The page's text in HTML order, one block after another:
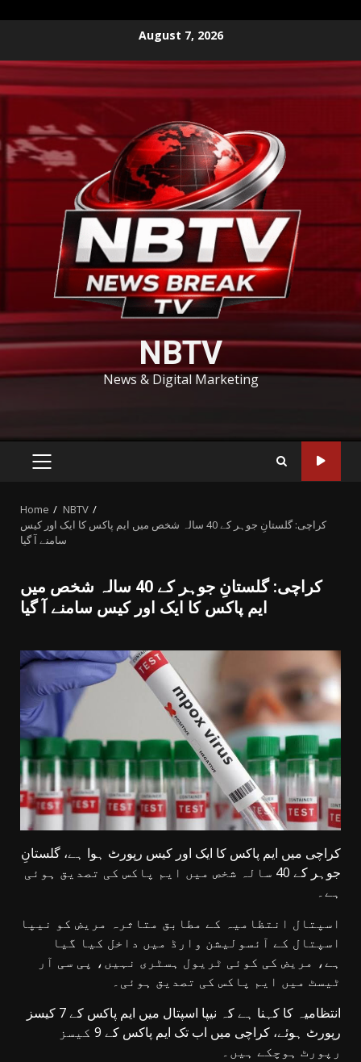
content
August 7, 2026
NBTV
News & Digital Marketing
PRIMARY
Home
NBTV
کراچی: گلستانِ جوہر کے 40 سالہ شخص میں ایم پاکس کا ایک اور کیس
سامنے آ گیا
کراچی: گلستانِ جوہر کے 40 سالہ شخص میں
ایم پاکس کا ایک اور کیس سامنے آ گیا
کراچی میں ایم پاکس کا ایک اور کیس رپورٹ ہوا ہے، گلستانِ
جوہر کے 40 سالہ شخص میں ایم پاکس کی تصدیق ہوئی
ہے۔
اسپتال انتظامیہ کے مطابق متاثرہ مریض کو نیپا
اسپتال کے آئسولیشن وارڈ میں داخل کیا گیا
ہے، مریض کی کوئی ٹریول ہسٹری نہیں، پی سی آر
ٹیسٹ میں ایم پاکس کی تصدیق ہوئی۔
انتظامیہ کا کہنا ہے کہ نیپا اسپتال میں ایم پاکس کے 7 کیسز
رپورٹ ہوئے، کراچی میں اب تک ایم پاکس کے 9 کیسز
رپورٹ ہوچکے ہیں۔